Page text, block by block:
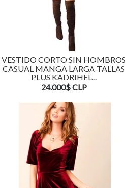
VESTIDO CORTO SIN HOMBROS
CASUAL MANGA LARGA TALLAS
PLUS KADRIHEL...
24.000$ CLP